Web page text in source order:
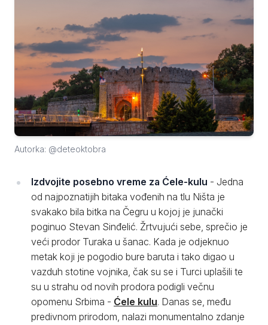
Autorka: @deteoktobra
Izdvojite posebno vreme za Ćele-kulu - Jedna
od najpoznatijih bitaka vođenih na tlu Ništa je
svakako bila bitka na Čegru u kojoj je junački
poginuo Stevan Sinđelić. Žrtvujući sebe, sprečio je
veći prodor Turaka u šanac. Kada je odjeknuo
metak koji je pogodio bure baruta i tako digao u
vazduh stotine vojnika, čak su se i Turci uplašili te
su u strahu od novih prodora podigli večnu
opomenu Srbima - Ćele kulu. Danas se, među
predivnom prirodom, nalazi monumentalno zdanje